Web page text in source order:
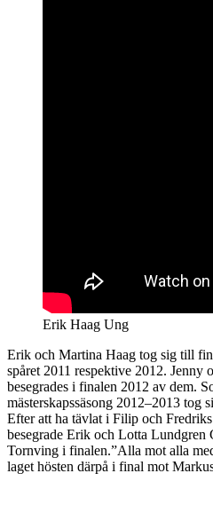
Erik Haag Ung
Erik och Martina Haag tog sig till
spåret 2011 respektive 2012. Jenny
besegrades i finalen 2012 av dem.
mästerskapssäsong 2012–2013 tog
Efter att ha tävlat i Filip och
besegrade Erik och Lotta Lundgren
Tornving i finalen.”Alla mot alla
laget hösten därpå i final mot